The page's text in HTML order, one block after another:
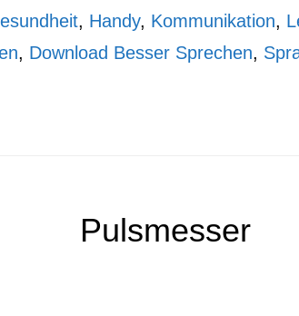
, Handy, Kommunikation,
, Download Besser Sprechen,
Pulsmesser